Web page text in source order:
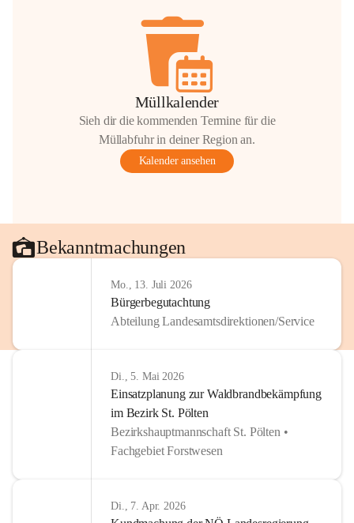
Müllkalender
Sieh dir die kommenden Termine für die
Müllabfuhr in deiner Region an.
Kalender ansehen
Bekanntmachungen
Mo., 13. Juli 2026
Bürgerbegutachtung
Abteilung Landesamtsdirektionen/Service
Di., 5. Mai 2026
Einsatzplanung zur Waldbrandbekämpfung
im Bezirk St. Pölten
Bezirkshauptmannschaft St. Pölten •
Fachgebiet Forstwesen
Di., 7. Apr. 2026